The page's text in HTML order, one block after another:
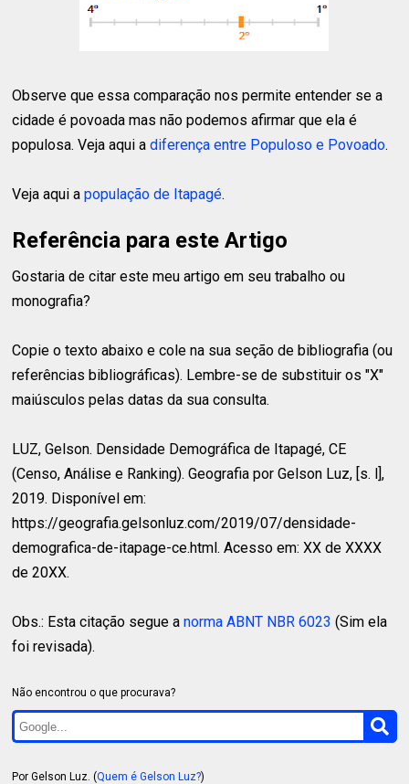
Observe que essa comparação nos permite entender se a
cidade é povoada mas não podemos afirmar que ela é
populosa. Veja aqui adiferença entre Populoso e Povoado.
Veja aqui apopulação de Itapagé.
Referência para este Artigo
Gostaria de citar este meu artigo em seu trabalho ou
monografia?
Copie o texto abaixo e cole na sua seção de bibliografia (ou
referências bibliográficas). Lembre-se de substituir os "X"
maiúsculos pelas datas da sua consulta.
LUZ, Gelson. Densidade Demográfica de Itapagé, CE
(Censo, Análise e Ranking). Geografia por Gelson Luz, [s. l],
2019. Disponível em:
https://geografia.gelsonluz.com/2019/07/densidade-
demografica-de-itapage-ce.html. Acesso em: XX de XXXX
de 20XX.
Obs.: Esta citação segue anorma ABNT NBR 6023 (Sim ela
foi revisada).
Não encontrou o que procurava?
Por Gelson Luz. (Quem é Gelson Luz?)